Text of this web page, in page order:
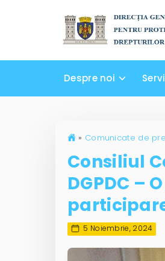
Despre noi
» Comunicate de
Consiliul
DGPDC –
5 Noiembrie, 2024